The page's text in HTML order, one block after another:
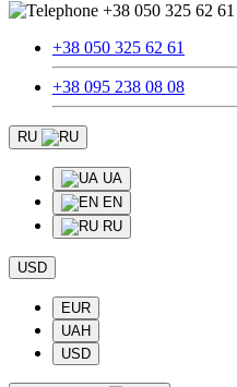
+38 050 325 62 61
+38 050 325 62 61
+38 095 238 08 08
RU
UA
EN
RU
USD
EUR
UAH
USD